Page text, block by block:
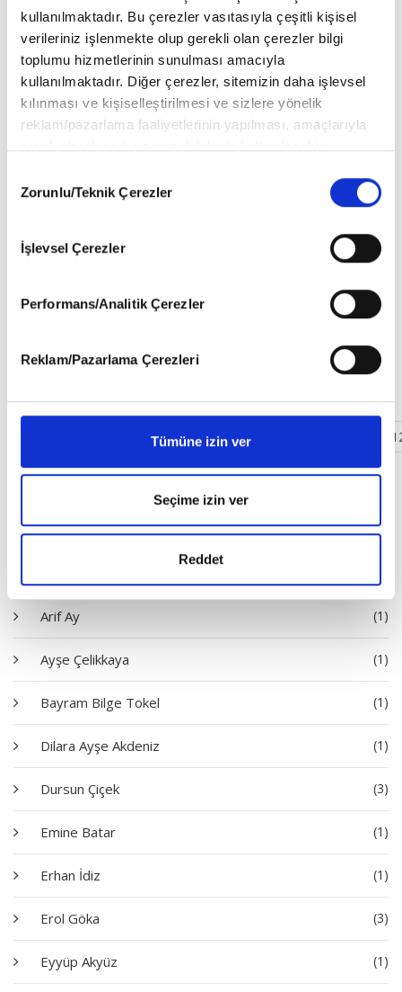
kullanılmaktadır. Bu çerezler vasıtasıyla çeşitli kişisel
verileriniz işlenmekte olup gerekli olan çerezler bilgi
toplumu hizmetlerinin sunulması amacıyla
kullanılmaktadır. Diğer çerezler, sitemizin daha işlevsel
kılınması ve kişiselleştirilmesi ve sizlere yönelik
reklam/pazarlama faaliyetlerinin yapılması, amaçlarıyla
vasıtasıyla belirleyebilirsiniz. Çerezlere ilişkin detaylı bilgi
Çerez Bilgilendirme
6698 sayılı Kişisel Verilerin Korunması Kanunu uyarınca
okumak ve sitemizi ziyaretiniz kapsamında
gerçekleştirilen veri işleme faaliyetleri ile ilgili daha
Selection
Zorunlu/Teknik Çerezler
İşlevsel Çerezler
Performans/Analitik Çerezler
Reklam/Pazarlama Çerezleri
Tümüne izin ver
Seçime izin ver
Reddet
Yazarlar
Ahmet Edip Başaran (1)
Arif Ay (1)
Ayşe Çelikkaya (1)
Bayram Bilge Tokel (1)
Dilara Ayşe Akdeniz (1)
Dursun Çiçek (3)
Emine Batar (1)
Erhan İdiz (1)
Erol Göka (3)
Eyyüp Akyüz (1)
Muhit; Bizi Buluşturan Dillerin Evi
Leylâ İpekçi
5 6 7